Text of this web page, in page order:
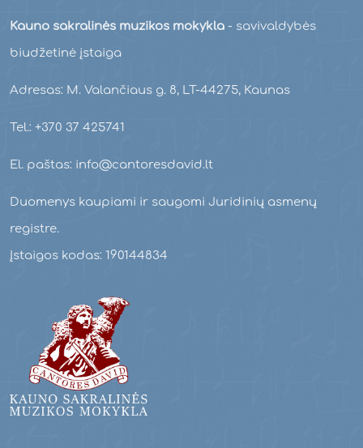
Kauno sakralinės muzikos mokykla - savivaldybės
biudžetinė įstaiga
Adresas: M. Valančiaus g. 8, LT-44275, Kaunas
Tel.: +370 37 425741
El. paštas: info@cantoresdavid.lt
Duomenys kaupiami ir saugomi Juridinių asmenų
registre.
Įstaigos kodas: 190144834